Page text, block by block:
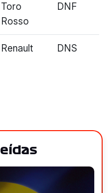
Toro
Rosso
DNF
Renault DNS